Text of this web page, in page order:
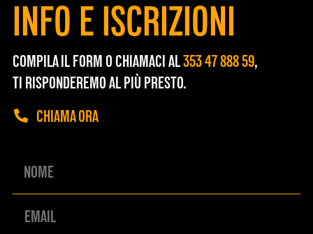
INFO E ISCRIZIONI
COMPILA IL FORM O CHIAMACI AL353 47 888 59,
TI RISPONDEREMO AL PIÙ PRESTO.
CHIAMA ORA